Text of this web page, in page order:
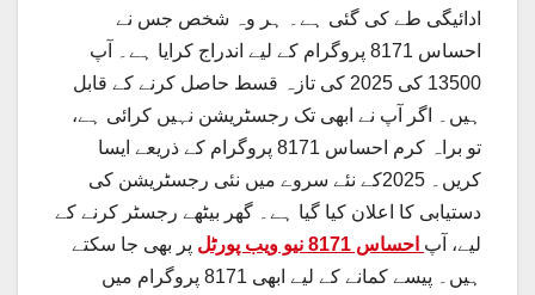
ادائیگی طے کی گئی ہے۔ ہر وہ شخص جس نے
احساس 8171 پروگرام کے لیے اندراج کرایا ہے۔ آپ
13500 کی 2025 کی تازہ قسط حاصل کرنے کے قابل
ہیں۔ اگر آپ نے ابھی تک رجسٹریشن نہیں کرائی ہے،
تو براہ کرم احساس 8171 پروگرام کے ذریعے ایسا
کریں۔ 2025کے نئے سروے میں نئی رجسٹریشن کی
دستیابی کا اعلان کیا گیا ہے۔ گھر بیٹھے رجسٹر کرنے کے
لیے، آپ احساس 8171 نیو ویب پورٹل
پر بھی جا سکتے
ہیں۔ پیسے کمانے کے لیے ابھی 8171 پروگرام میں